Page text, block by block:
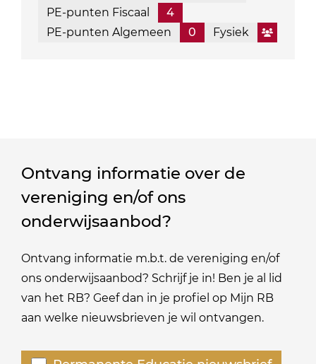
PE-punten Fiscaal
4
PE-punten Algemeen
0 Fysiek
Ontvang informatie over de
vereniging en/of ons
onderwijsaanbod?
Ontvang informatie m.b.t. de vereniging en/of
ons onderwijsaanbod? Schrijf je in! Ben je al lid
van het RB? Geef dan in je profiel op Mijn RB
aan welke nieuwsbrieven je wil ontvangen.
Welke